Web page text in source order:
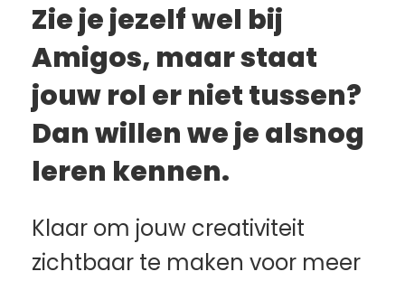
Zie je jezelf wel bij
Amigos, maar staat
jouw rol er niet tussen?
Dan willen we je alsnog
leren kennen.
Klaar om jouw creativiteit
zichtbaar te maken voor meer